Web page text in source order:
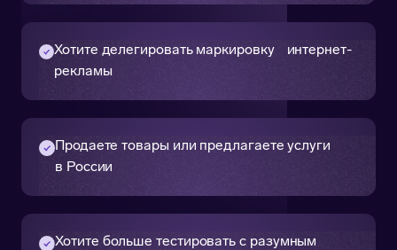
Хотите делегировать маркировку интернет-
рекламы
Продаете товары или предлагаете услуги
в России
Хотите больше тестировать с разумным